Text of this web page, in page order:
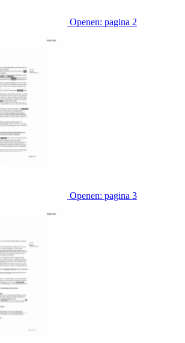
Openen: pagina 2
Openen: pagina 3